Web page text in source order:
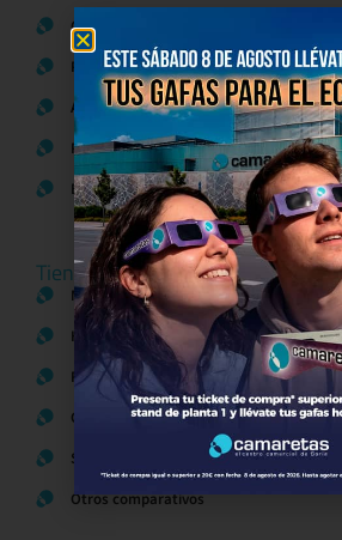
Contacto
Política de Privacidad
Aviso Legal
Política de Cookies
Bases legales Concursos y Promociones
Tiendas
Moda
Hogar y Alimentación
Regalos y Complementos
Ocio y Restauración
Servicios
Otros comparativos